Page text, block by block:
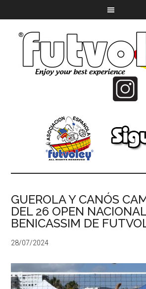
GUEROLA Y CANÓS
DEL 26 OPEN
BENICASSIM DE
28/07/2024